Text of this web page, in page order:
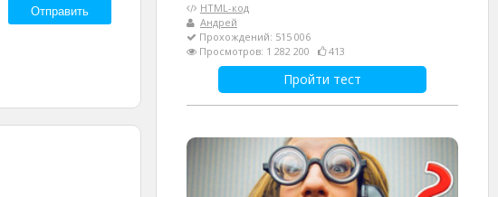
HTML-код
Андрей
Прохождений: 515 006
Просмотров: 1 282 200
413
Пройти тест